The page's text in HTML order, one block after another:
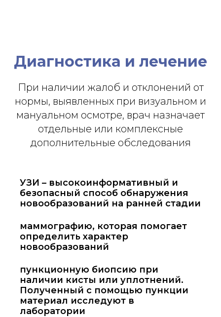
Диагностика и лечение
При наличии жалоб и отклонений от
нормы, выявленных при визуальном и
мануальном осмотре, врач назначает
отдельные или комплексные
дополнительные обследования
УЗИ – высокоинформативный и
безопасный способ обнаружения
новообразований на ранней стадии
маммографию, которая помогает
определить характер
новообразований
пункционную биопсию при
наличии кисты или уплотнений.
Полученный с помощью пункции
материал исследуют в
лаборатории